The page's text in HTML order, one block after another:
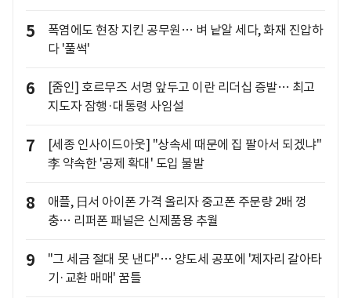
5
폭염에도 현장 지킨 공무원… 벼 낱알 세다, 화재 진압하
다 '풀썩'
6
[줌인] 호르무즈 서명 앞두고 이란 리더십 증발… 최고
지도자 잠행·대통령 사임설
7
[세종 인사이드아웃] "상속세 때문에 집 팔아서 되겠냐"
李 약속한 '공제 확대' 도입 불발
8
애플, 日서 아이폰 가격 올리자 중고폰 주문량 2배 껑
충… 리퍼폰 패널은 신제품용 추월
9
"그 세금 절대 못 낸다"… 양도세 공포에 '제자리 갈아타
기·교환 매매' 꿈틀